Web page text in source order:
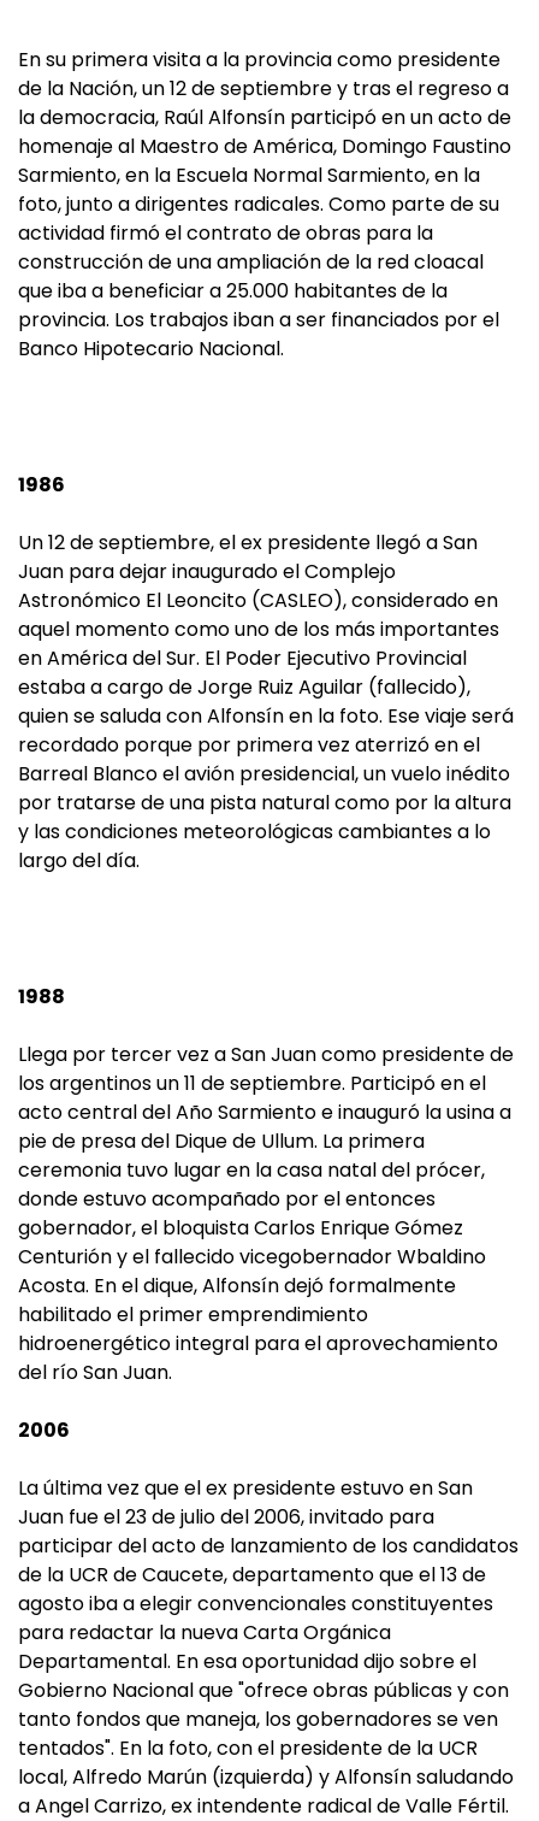
En su primera visita a la provincia como presidente
de la Nación, un 12 de septiembre y tras el regreso a
la democracia, Raúl Alfonsín participó en un acto de
homenaje al Maestro de América, Domingo Faustino
Sarmiento, en la Escuela Normal Sarmiento, en la
foto, junto a dirigentes radicales. Como parte de su
actividad firmó el contrato de obras para la
construcción de una ampliación de la red cloacal
que iba a beneficiar a 25.000 habitantes de la
provincia. Los trabajos iban a ser financiados por el
Banco Hipotecario Nacional.
1986
Un 12 de septiembre, el ex presidente llegó a San
Juan para dejar inaugurado el Complejo
Astronómico El Leoncito (CASLEO), considerado en
aquel momento como uno de los más importantes
en América del Sur. El Poder Ejecutivo Provincial
estaba a cargo de Jorge Ruiz Aguilar (fallecido),
quien se saluda con Alfonsín en la foto. Ese viaje será
recordado porque por primera vez aterrizó en el
Barreal Blanco el avión presidencial, un vuelo inédito
por tratarse de una pista natural como por la altura
y las condiciones meteorológicas cambiantes a lo
largo del día.
1988
Llega por tercer vez a San Juan como presidente de
los argentinos un 11 de septiembre. Participó en el
acto central del Año Sarmiento e inauguró la usina a
pie de presa del Dique de Ullum. La primera
ceremonia tuvo lugar en la casa natal del prócer,
donde estuvo acompañado por el entonces
gobernador, el bloquista Carlos Enrique Gómez
Centurión y el fallecido vicegobernador Wbaldino
Acosta. En el dique, Alfonsín dejó formalmente
habilitado el primer emprendimiento
hidroenergético integral para el aprovechamiento
del río San Juan.
2006
La última vez que el ex presidente estuvo en San
Juan fue el 23 de julio del 2006, invitado para
participar del acto de lanzamiento de los candidatos
de la UCR de Caucete, departamento que el 13 de
agosto iba a elegir convencionales constituyentes
para redactar la nueva Carta Orgánica
Departamental. En esa oportunidad dijo sobre el
Gobierno Nacional que "ofrece obras públicas y con
tanto fondos que maneja, los gobernadores se ven
tentados". En la foto, con el presidente de la UCR
local, Alfredo Marún (izquierda) y Alfonsín saludando
a Angel Carrizo, ex intendente radical de Valle Fértil.